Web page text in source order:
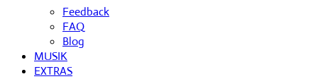
Feedback
FAQ
Blog
MUSIK
EXTRAS